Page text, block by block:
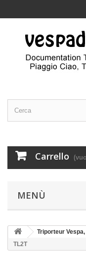
Carrello
MENÙ
Triporteur
TL2T